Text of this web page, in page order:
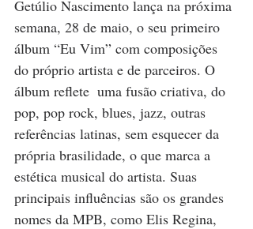
Getúlio Nascimento lança na próxima
semana, 28 de maio, o seu primeiro
álbum “Eu Vim” com composições
do próprio artista e de parceiros. O
álbum reflete  uma fusão criativa, do
pop, pop rock, blues, jazz, outras
referências latinas, sem esquecer da
própria brasilidade, o que marca a
estética musical do artista. Suas
principais influências são os grandes
nomes da MPB, como Elis Regina,